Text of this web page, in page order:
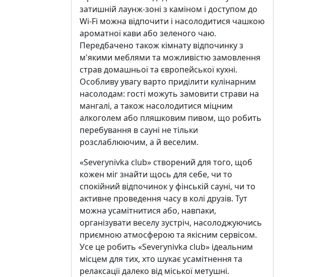
затишній лаунж-зоні з каміном і доступом до
Wi-Fi можна відпочити і насолодитися чашкою
ароматної кави або зеленого чаю.
Передбачено також кімнату відпочинку з
м'якими меблями та можливістю замовлення
страв домашньої та європейської кухні.
Особливу увагу варто приділити кулінарним
насолодам: гості можуть замовити страви на
мангалі, а також насолодитися міцним
алкоголем або пляшковим пивом, що робить
перебування в сауні не тільки
розслаблюючим, а й веселим.
«Severynivka club» створений для того, щоб
кожен міг знайти щось для себе, чи то
спокійний відпочинок у фінській сауні, чи то
активне проведення часу в колі друзів. Тут
можна усамітнитися або, навпаки,
організувати веселу зустріч, насолоджуючись
приємною атмосферою та якісним сервісом.
Усе це робить «Severynivka club» ідеальним
місцем для тих, хто шукає усамітнення та
релаксації далеко від міської метушні.